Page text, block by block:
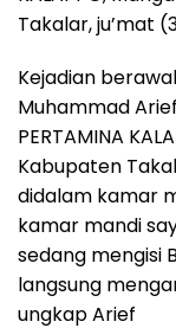
o
k
A
p
Takalar, ju’mat
Kejadian
Muhammad
PERTAMINA
Kabupaten
didalam kamar
kamar mandi
sedang mengisi
langsung
ungkap Arief